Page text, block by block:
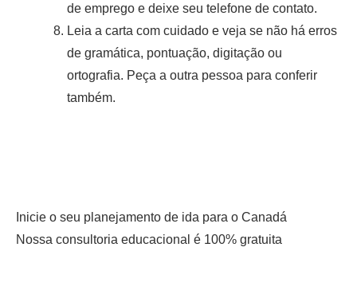
de emprego e deixe seu telefone de contato.
Leia a carta com cuidado e veja se não há erros
de gramática, pontuação, digitação ou
ortografia. Peça a outra pessoa para conferir
também.
Inicie o seu planejamento de ida para o Canadá
Nossa consultoria educacional é 100% gratuita